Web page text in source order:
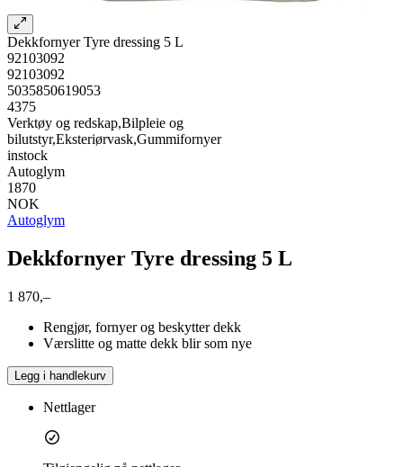
Dekkfornyer Tyre dressing 5 L
92103092
92103092
5035850619053
4375
Verktøy og redskap,Bilpleie og
bilutstyr,Eksteriørvask,Gummifornyer
instock
Autoglym
1870
NOK
Autoglym
Dekkfornyer Tyre dressing 5 L
1 870,–
Rengjør, fornyer og beskytter dekk
Værslitte og matte dekk blir som nye
Legg i handlekurv
Nettlager